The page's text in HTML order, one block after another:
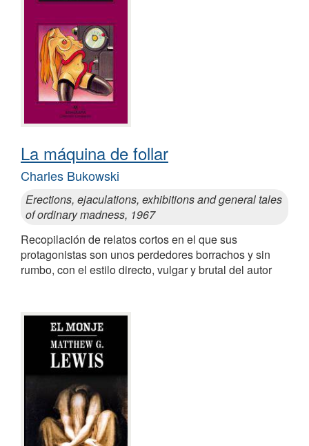
La máquina de follar
Charles Bukowski
Erections, ejaculations, exhibitions and general tales
of ordinary madness, 1967
Recopilación de relatos cortos en el que sus
protagonistas son unos perdedores borrachos y sin
rumbo, con el estilo directo, vulgar y brutal del autor